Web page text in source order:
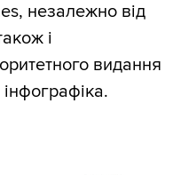
незалежно від
і
видання
інфографіка.